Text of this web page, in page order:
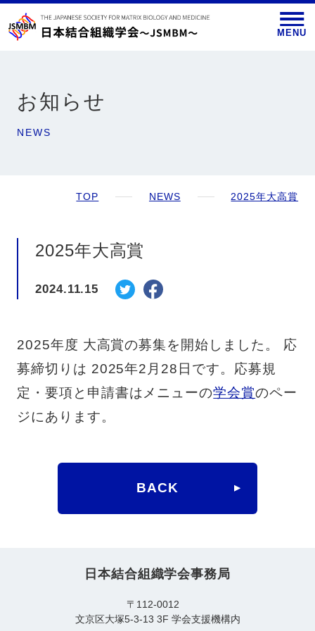
MENU
お知らせ
NEWS
TOP NEWS 2025年大高賞
2025年大高賞
2024.11.15
2025年度 大高賞の募集を開始しました。 応
募締切りは 2025年2⽉28⽇です。応募規
定・要項と申請書はメニューの学会賞のペー
ジにあります。
BACK
日本結合組織学会事務局
〒112-0012
文京区大塚5-3-13 3F 学会支援機構内